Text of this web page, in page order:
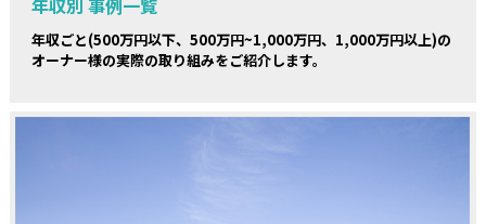
年収ごと(500万円以下、500万円~1,000万円、1,000万円以上)の
オーナー様の実際の取り組みをご紹介します。